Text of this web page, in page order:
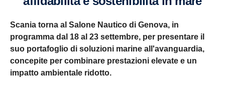
Scania torna al Salone Nautico di Genova, in
programma dal 18 al 23 settembre, per presentare il
suo portafoglio di soluzioni marine all'avanguardia,
concepite per combinare prestazioni elevate e un
impatto ambientale ridotto.